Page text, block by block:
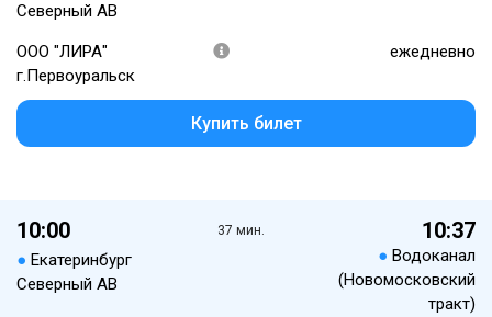
Северный АВ
ООО "ЛИРА"
г.Первоуральск
ежедневно
Купить билет
10:00
● Екатеринбург
Северный АВ
37 мин. 10:37
● Водоканал
(Новомосковский
тракт)